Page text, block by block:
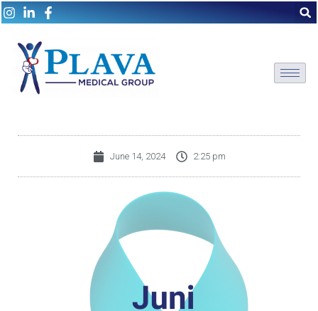
June 14, 2024 2:25 pm